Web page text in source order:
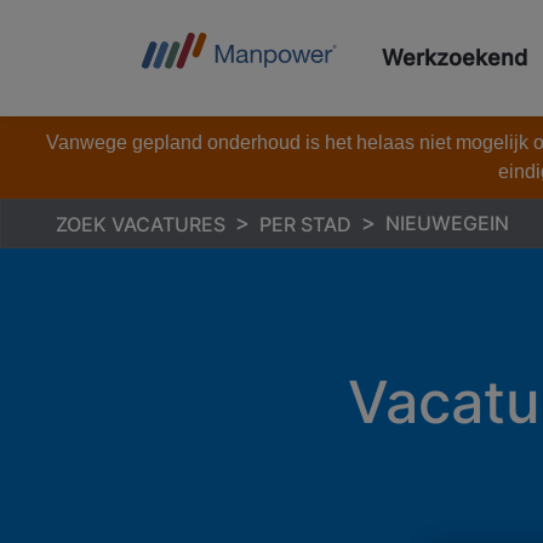
Werkzoekend
Vanwege gepland onderhoud is het helaas niet mogelijk
ZOEK VACATURES PER STAD NIEUWEGEIN